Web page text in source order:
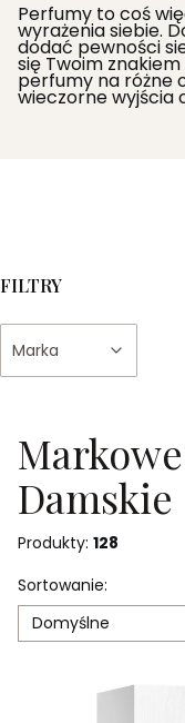
Perfumy to coś
wyrażenia siebie.
dodać pewności
się Twoim
perfumy na różne
wieczorne wyjścia
FILTRY
Marka
Damskie
Produkty: 128
Lista
Sortowanie:
Domyślne